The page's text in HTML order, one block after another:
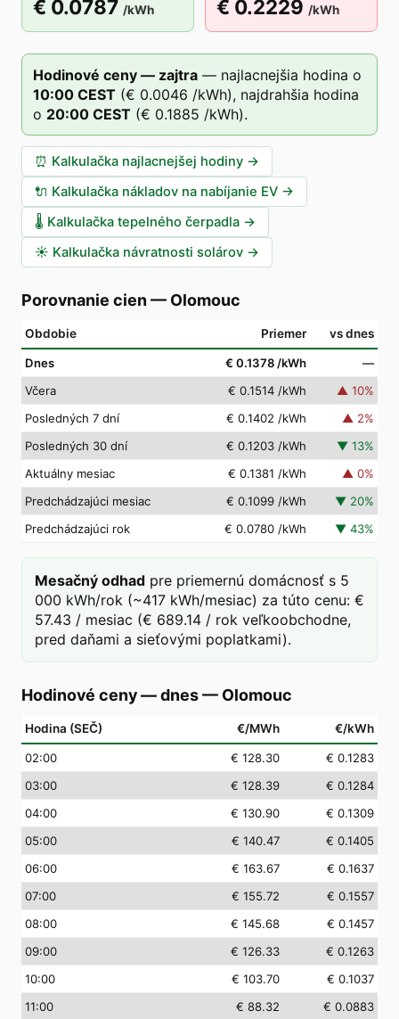
€ 0.0787 /kWh € 0.2229 /kWh
Hodinové ceny — zajtra — najlacnejšia hodina o
10:00 CEST (€ 0.0046 /kWh), najdrahšia hodina
o 20:00 CEST (€ 0.1885 /kWh).
⏰ Kalkulačka najlacnejšej hodiny →
🔌 Kalkulačka nákladov na nabíjanie EV →
🌡️ Kalkulačka tepelného čerpadla →
☀️ Kalkulačka návratnosti solárov →
Porovnanie cien — Olomouc
Obdobie Priemer vs dnes
Dnes € 0.1378 /kWh
—
Včera
€ 0.1514 /kWh ▲ 10%
Posledných 7 dní
€ 0.1402 /kWh ▲ 2%
Posledných 30 dní
€ 0.1203 /kWh ▼ 13%
Aktuálny mesiac
€ 0.1381 /kWh ▲ 0%
Predchádzajúci mesiac
€ 0.1099 /kWh ▼ 20%
Predchádzajúci rok
€ 0.0780 /kWh ▼ 43%
Mesačný odhad pre priemernú domácnosť s 5
000 kWh/rok (~417 kWh/mesiac) za túto cenu: €
57.43 / mesiac (€ 689.14 / rok veľkoobchodne,
pred daňami a sieťovými poplatkami).
Hodinové ceny — dnes— Olomouc
Hodina (SEČ) €/MWh €/kWh
02:00 € 128.30
€ 0.1283
03:00 € 128.39
€ 0.1284
04:00 € 130.90
€ 0.1309
05:00 € 140.47
€ 0.1405
06:00 € 163.67
€ 0.1637
07:00 € 155.72
€ 0.1557
08:00 € 145.68
€ 0.1457
09:00 € 126.33
€ 0.1263
10:00 € 103.70
€ 0.1037
11:00 € 88.32
€ 0.0883